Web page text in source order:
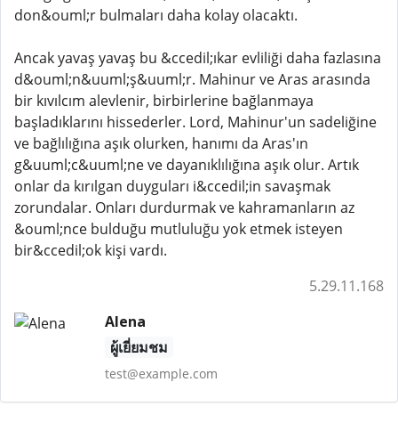
don&ouml;r bulmaları daha kolay olacaktı.
Ancak yavaş yavaş bu &ccedil;ıkar evliliği daha fazlasına
d&ouml;n&uuml;ş&uuml;r. Mahinur ve Aras arasında
bir kıvılcım alevlenir, birbirlerine bağlanmaya
başladıklarını hissederler. Lord, Mahinur'un sadeliğine
ve bağlılığına aşık olurken, hanımı da Aras'ın
g&uuml;c&uuml;ne ve dayanıklılığına aşık olur. Artık
onlar da kırılgan duyguları i&ccedil;in savaşmak
zorundalar. Onları durdurmak ve kahramanların az
&ouml;nce bulduğu mutluluğu yok etmek isteyen
bir&ccedil;ok kişi vardı.
5.29.11.168
Alena
ผู้เยี่ยมชม
test@example.com